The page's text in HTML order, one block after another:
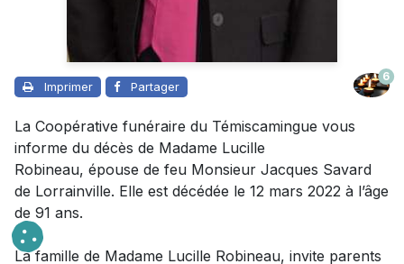
Imprimer Partager
6
La Coopérative funéraire du Témiscamingue vous
informe du décès de Madame Lucille
Robineau, épouse de feu Monsieur Jacques Savard
de Lorrainville. Elle est décédée le 12 mars 2022 à l’âge
de 91 ans.
La famille de Madame Lucille Robineau, invite parents